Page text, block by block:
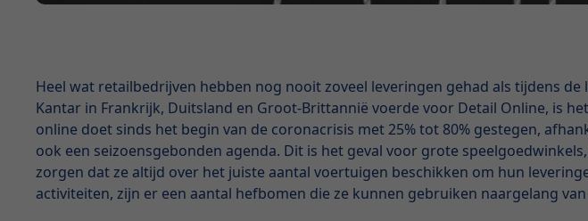
Heel wat retailbedrijven hebben nog nooit zoveel leveringen gehad als tijdens
Kantar in Frankrijk, Duitsland en Groot-Brittannië voerde voor Detail Online, is
online doet sinds het begin van de coronacrisis met 25% tot 80% gestegen,
ook een seizoensgebonden agenda. Dit is het geval voor grote
zorgen dat ze altijd over het juiste aantal voertuigen beschikken om hun
activiteiten, zijn er een aantal hefbomen die ze kunnen gebruiken naargelang